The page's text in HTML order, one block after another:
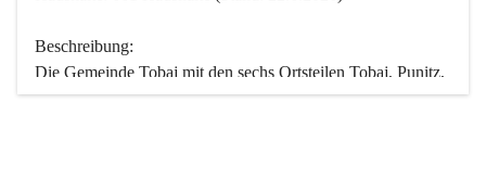
Beschreibung:
Die Gemeinde Tobaj mit den sechs Ortsteilen Tobaj, Punitz,
Deutsch Tschantschendorf, Kroatisch Tschantschendorf,